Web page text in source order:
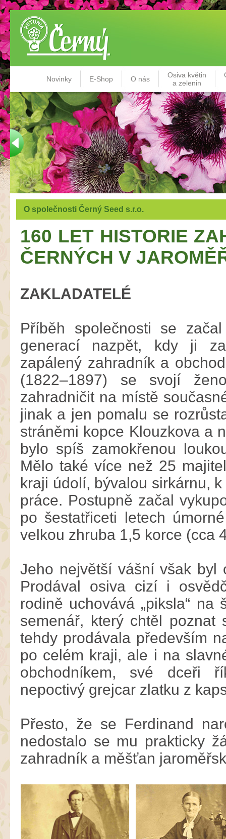
Novinky E-Shop O nás
Osiva květin
a zelenin
O společnosti Černý Seed s.r.o.
160 LET HISTORIE
ČERNÝCH V
ZAKLADATELÉ
Příběh společnosti se
generací nazpět, kdy ji
zapálený zahradník a
(1822–1897) se svojí
zahradničit na místě
jinak a jen pomalu se
stráněmi kopce Klouzkova a
bylo spíš zamokřenou
Mělo také více než 25
kraji údolí, bývalou sirkárnu,
práce. Postupně začal
po šestatřiceti letech
velkou zhruba 1,5 korce (cca
Jeho největší vášní však byl
Prodával osiva cizí i
rodině uchovává „piksla“
semenář, který chtěl poznat
tehdy prodávala především
po celém kraji, ale i na
obchodníkem, své dceři
nepoctivý grejcar zlatku z
Přesto, že se Ferdinand
nedostalo se mu prakticky
zahradník a měšťan